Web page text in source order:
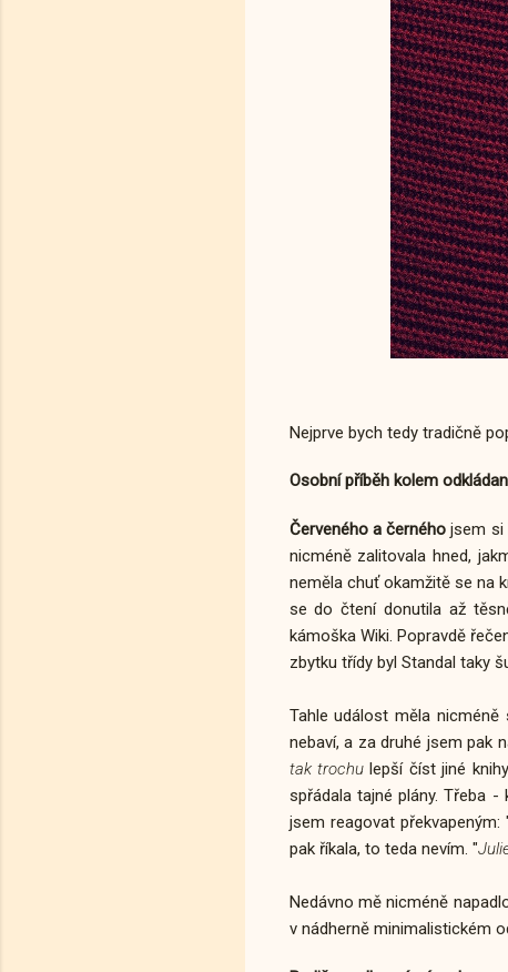
Nejprve bych tedy tradičně
Osobní příběh kolem
Červeného a černéhojsem si
nicméně zalitovala hned,
neměla chuť okamžitě se na
se do čtení donutila až
kámoška Wiki. Popravdě
zbytku třídy byl Standal taky
Tahle událost měla nicméně
nebaví, a za druhé jsem pak
tak trochulepší číst jiné
spřádala tajné plány. Třeba
jsem reagovat překvapeným:
pak říkala, to teda nevím. "
Nedávno mě nicméně
v nádherně minimalistickém